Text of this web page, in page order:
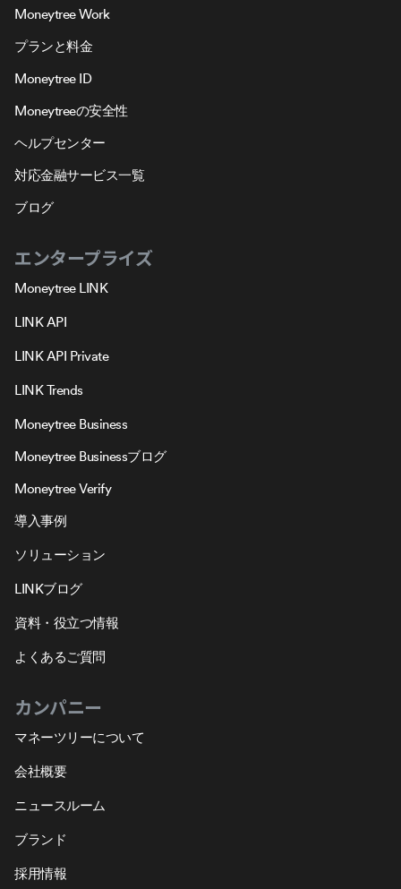
Moneytree Work
プランと料金
Moneytree ID
Moneytreeの安全性
ヘルプセンター
対応金融サービス一覧
ブログ
エンタープライズ
Moneytree LINK
LINK API
LINK API Private
LINK Trends
Moneytree Business
Moneytree Businessブログ
Moneytree Verify
導入事例
ソリューション
LINKブログ
資料・役立つ情報
よくあるご質問
カンパニー
マネーツリーについて
会社概要
ニュースルーム
ブランド
採用情報